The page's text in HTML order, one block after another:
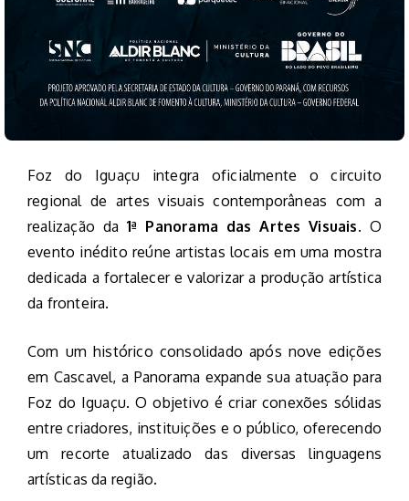
Foz do Iguaçu integra oficialmente o circuito
regional de artes visuais contemporâneas com a
realização da1ª Panorama das Artes Visuais. O
evento inédito reúne artistas locais em uma mostra
dedicada a fortalecer e valorizar a produção artística
da fronteira.
Com um histórico consolidado após nove edições
em Cascavel, a Panorama expande sua atuação para
Foz do Iguaçu. O objetivo é criar conexões sólidas
entre criadores, instituições e o público, oferecendo
um recorte atualizado das diversas linguagens
artísticas da região.